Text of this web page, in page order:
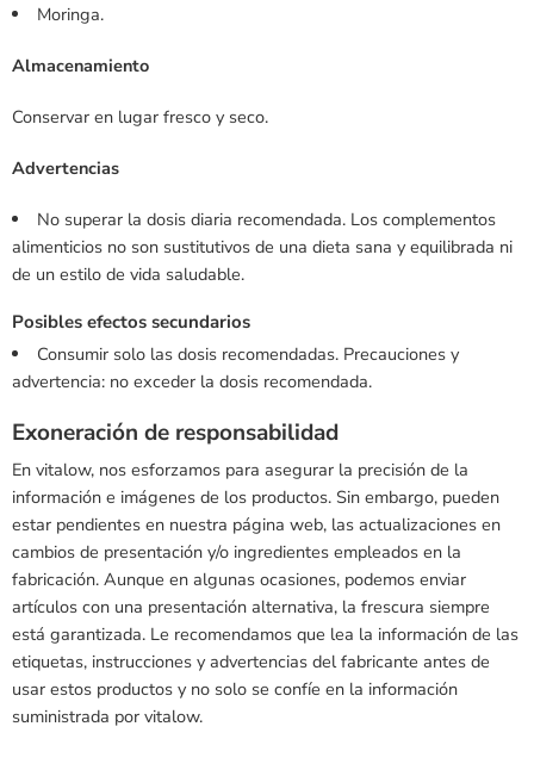
Moringa.
Almacenamiento
Conservar en lugar fresco y seco.
Advertencias
No superar la dosis diaria recomendada. Los complementos
alimenticios no son sustitutivos de una dieta sana y equilibrada ni
de un estilo de vida saludable.
Posibles efectos secundarios
Consumir solo las dosis recomendadas. Precauciones y
advertencia: no exceder la dosis recomendada.
Exoneración de responsabilidad
En vitalow, nos esforzamos para asegurar la precisión de la
información e imágenes de los productos. Sin embargo, pueden
estar pendientes en nuestra página web, las actualizaciones en
cambios de presentación y/o ingredientes empleados en la
fabricación. Aunque en algunas ocasiones, podemos enviar
artículos con una presentación alternativa, la frescura siempre
está garantizada. Le recomendamos que lea la información de las
etiquetas, instrucciones y advertencias del fabricante antes de
usar estos productos y no solo se confíe en la información
suministrada por vitalow.